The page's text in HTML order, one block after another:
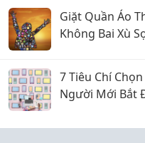
Giặt Quần Áo
Không Bai Xù
7 Tiêu Chí
Người Mới Bắt